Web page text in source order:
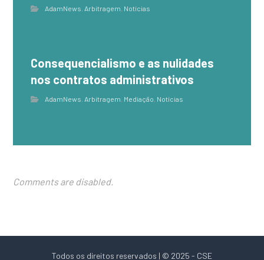
AdamNews, Arbitragem, Notícias
Consequencialismo e as nulidades
nos contratos administrativos
AdamNews, Arbitragem, Mediação, Notícias
Comments are disabled.
Todos os direitos reservados | © 2025 - CSE